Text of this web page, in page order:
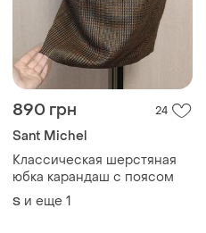
890 грн 24
Sant Michel
Классическая шерстяная
юбка карандаш с поясом
S и еще 1